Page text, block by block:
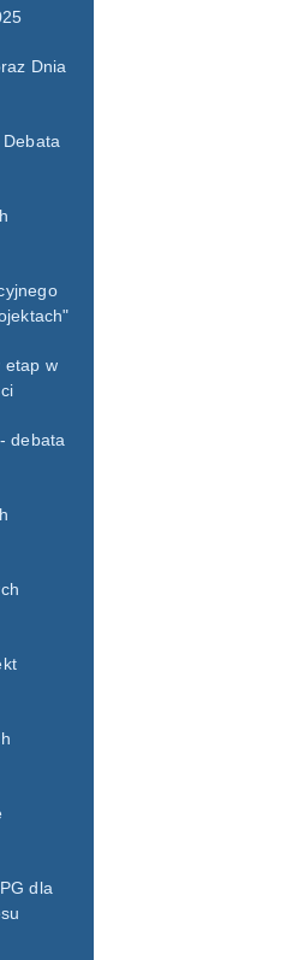
Dnia
Debata
etap w
debata
dla